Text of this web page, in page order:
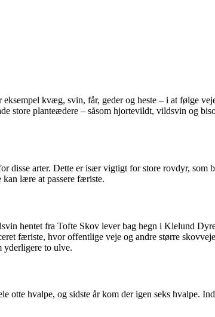
kvæg, svin, får, geder og heste – i at følge
store planteædere – såsom hjortevildt, vildsvin og
disse arter. Dette er især vigtigt for store rovdyr, som
kan lære at passere færiste.
hentet fra Tofte Skov lever bag hegn i Klelund
færiste, hvor offentlige veje og andre større
yderligere to ulve.
hvalpe, og sidste år kom der igen seks hvalpe.